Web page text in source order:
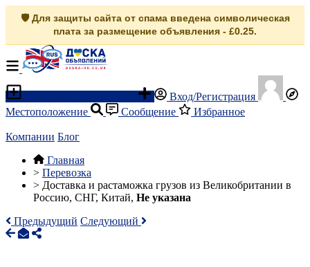
🛡️ Для защиты сайта от спама введена символическая
плата за размещение объявления - £0.25.
Вход/Регистрация
Местоположение
Сообщение Избранное
Компании Блог
Главная
> Перевозка
> Доставка и растаможка грузов из Великобритании в
Россию, СНГ, Китай, Не указана
Предыдущий Следующий